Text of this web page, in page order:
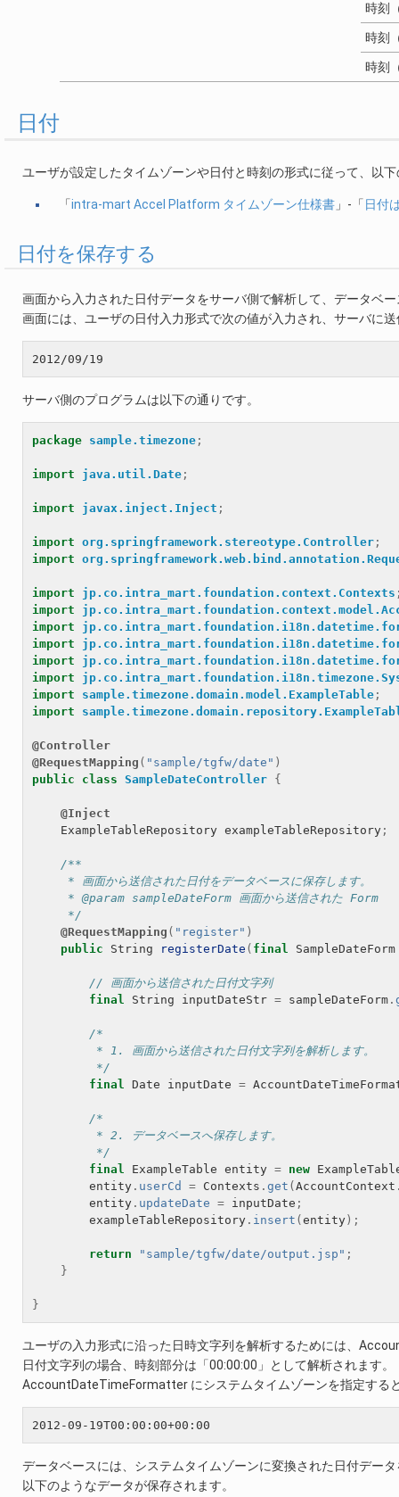
時刻
時刻
時刻
日付
ユーザが設定したタイムゾーンや日付と時刻の形式に従って、以
「intra-mart Accel Platform タイムゾーン仕様書」-「 日付
日付を保存する
画面から入力された日付データをサーバ側で解析して、データベ
画面には、ユーザの日付入力形式で次の値が入力され、サーバに
サーバ側のプログラムは以下の通りです。
package sample.timezone ;
import java.util.Date ;
import javax.inject.Inject ;
import org.springframework.stereotype.Controller ;
import
import jp.co.intra_mart.foundation.context.Contexts
import
import
import
import
import
import
sample.timezone.domain.model.ExampleTable ;
import
@Controller
@RequestMapping ( "sample/tgfw/date" )
public
class SampleDateController {
@Inject
ExampleTableRepository exampleTableRepository ;
/**
     * 画面から送信された日付をデータベースに保存します。
     * @param sampleDateForm 画面から送信された Form
     */
@RequestMapping ( "register" )
public
String registerDate ( final SampleDateForm
// 画面から送信された日付文字列
final
String inputDateStr = sampleDateForm .
/*
         * 1. 画面から送信された日付文字列を解析します。
         */
final Date inputDate =
/*
         * 2. データベースへ保存します。
         */
final
ExampleTable entity = new
entity . userCd = Contexts . get ( AccountContext
entity . updateDate = inputDate ;
exampleTableRepository . insert ( entity );
return "sample/tgfw/date/output.jsp" ;
}
}
ユーザの入力形式に沿った日時文字列を解析するためには、
日付文字列の場合、時刻部分は「00:00:00」として解析されます。
AccountDateTimeFormatter にシステムタイムゾーンを指定する
データベースには、システムタイムゾーンに変換された日付デー
以下のようなデータが保存されます。